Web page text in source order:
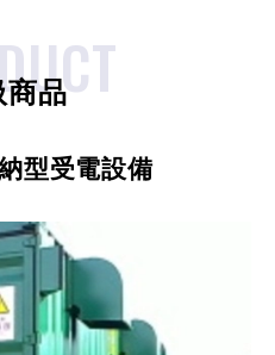
品
型受電設備